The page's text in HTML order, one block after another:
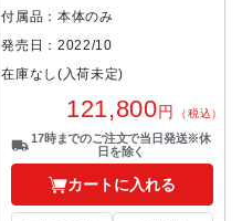
バー
付属品：本体のみ
発売日：2022/10
在庫なし(入荷未定)
121,800円 （税込）
17時までのご注文で当日発送※休
日を除く
カートに入れる